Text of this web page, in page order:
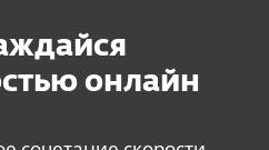
онлайн